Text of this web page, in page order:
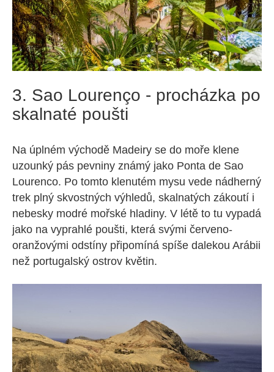
3. Sao Lourenço - procházka po
skalnaté poušti
Na úplném východě Madeiry se do moře klene
uzounký pás pevniny známý jako Ponta de Sao
Lourenco. Po tomto klenutém mysu vede nádherný
trek plný skvostných výhledů, skalnatých zákoutí i
nebesky modré mořské hladiny. V létě to tu vypadá
jako na vyprahlé poušti, která svými červeno-
oranžovými odstíny připomíná spíše dalekou Arábii
než portugalský ostrov květin.